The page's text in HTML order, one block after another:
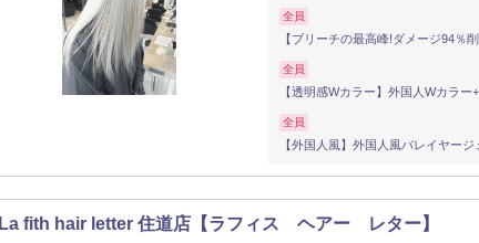
全員
【ブリーチの最高峰!ダメージ94％
全員
【透明感Wカラー】外国人Wカラ
全員
【外国人風】外国人風バレイヤー
La fith hair letter 住道店【ラフィス ヘアー レター】